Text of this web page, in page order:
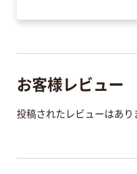
お客様レビュー
投稿されたレビューはあり